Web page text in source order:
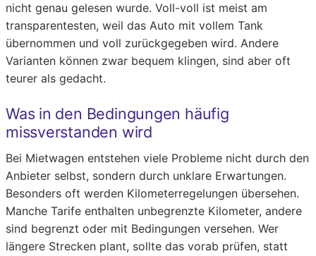
nicht genau gelesen wurde. Voll-voll ist meist am
transparentesten, weil das Auto mit vollem Tank
übernommen und voll zurückgegeben wird. Andere
Varianten können zwar bequem klingen, sind aber oft
teurer als gedacht.
Was in den Bedingungen häufig
missverstanden wird
Bei Mietwagen entstehen viele Probleme nicht durch den
Anbieter selbst, sondern durch unklare Erwartungen.
Besonders oft werden Kilometerregelungen übersehen.
Manche Tarife enthalten unbegrenzte Kilometer, andere
sind begrenzt oder mit Bedingungen versehen. Wer
längere Strecken plant, sollte das vorab prüfen, statt